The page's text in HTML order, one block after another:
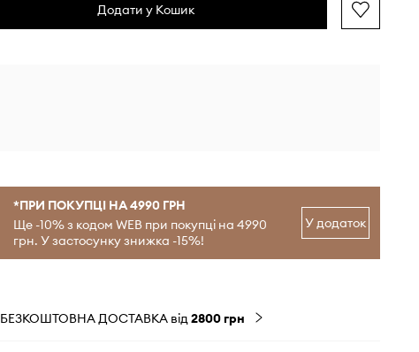
Додати у Кошик
*ПРИ ПОКУПЦІ НА 4990 ГРН
Ще -10% з кодом WEB при покупці на 4990
грн. У застосунку знижка -15%!
У додаток
БЕЗКОШТОВНА ДОСТАВКА від2800 грн